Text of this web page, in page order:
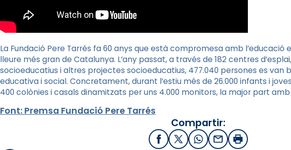
La Fundació Pere Tarrés fa 60 anys que està compromesa amb l’educació
lleure més gran de Catalunya. L’any passat, a través de 182 centres
socioeducatius i altres projectes socioeducatius, 477.040 persones es van
educativa i social. Concretament, durant l’estiu més de 26.000 infants i
400 colònies i casals dinamitzats per uns 4.000 monitors, la major part
Font: Premsa Fundació Pere Tarrés
Compartir:
FacebookX / Twitter
WhatsApp
EmailImprimir